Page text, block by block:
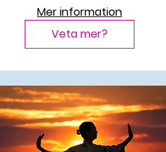
Mer information
Veta mer?